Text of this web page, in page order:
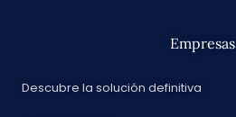
Empresas
Descubre la solución definitiva